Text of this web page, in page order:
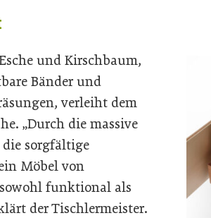
und Kirschbaum,
Bänder und
verleiht dem
„Durch die massive
sorgfältige
Möbel von
funktional als
der Tischlermeister.